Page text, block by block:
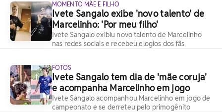
MOMENTO MÃE E FILHO
Ivete Sangalo exibe 'novo talento' de
Marcelinho: 'Por meu filho'
Ivete Sangalo exibiu novo talento de Marcelinho
nas redes sociais e recebeu elogios dos fãs
FOTOS
Ivete Sangalo tem dia de 'mãe coruja'
e acompanha Marcelinho em jogo
Ivete Sangalo acompanhou Marcelinho em jogo de
campeonato e se derreteu pelo primogênito